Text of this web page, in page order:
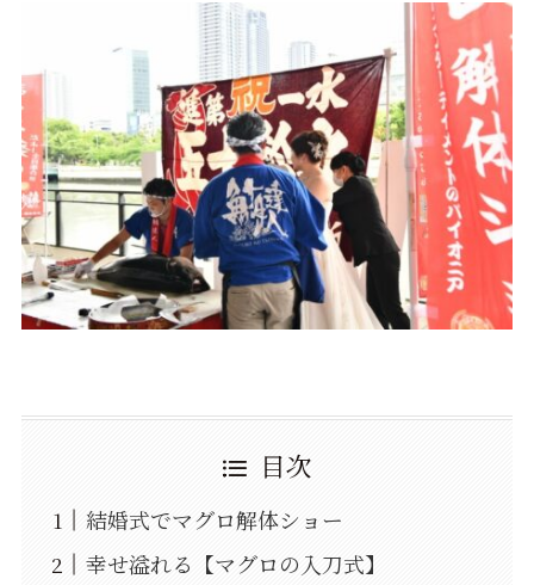
目次
結婚式でマグロ解体ショー
幸せ溢れる【マグロの入刀式】